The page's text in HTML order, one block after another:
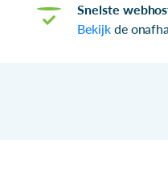
Snelste
Bekijkde